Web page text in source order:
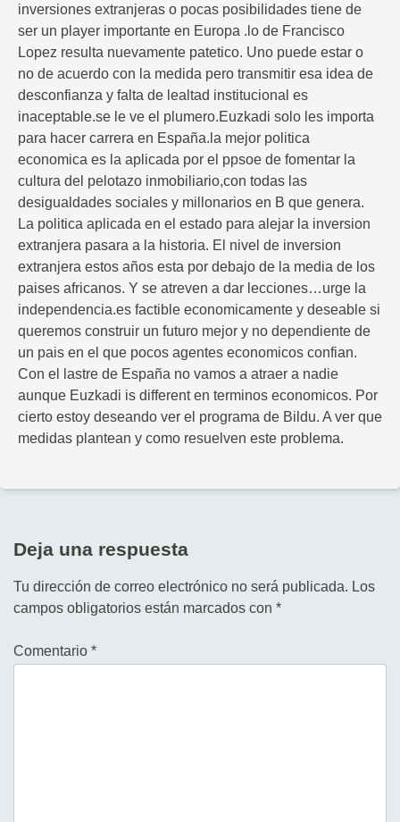
inversiones extranjeras o pocas posibilidades tiene de
ser un player importante en Europa .lo de Francisco
Lopez resulta nuevamente patetico. Uno puede estar o
no de acuerdo con la medida pero transmitir esa idea de
desconfianza y falta de lealtad institucional es
inaceptable.se le ve el plumero.Euzkadi solo les importa
para hacer carrera en España.la mejor politica
economica es la aplicada por el ppsoe de fomentar la
cultura del pelotazo inmobiliario,con todas las
desigualdades sociales y millonarios en B que genera.
La politica aplicada en el estado para alejar la inversion
extranjera pasara a la historia. El nivel de inversion
extranjera estos años esta por debajo de la media de los
paises africanos. Y se atreven a dar lecciones…urge la
independencia.es factible economicamente y deseable si
queremos construir un futuro mejor y no dependiente de
un pais en el que pocos agentes economicos confian.
Con el lastre de España no vamos a atraer a nadie
aunque Euzkadi is different en terminos economicos. Por
cierto estoy deseando ver el programa de Bildu. A ver que
medidas plantean y como resuelven este problema.
Deja una respuesta
Tu dirección de correo electrónico no será publicada. Los
campos obligatorios están marcados con *
Comentario *